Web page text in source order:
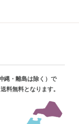
縄・離島は除く）で
料無料となります。